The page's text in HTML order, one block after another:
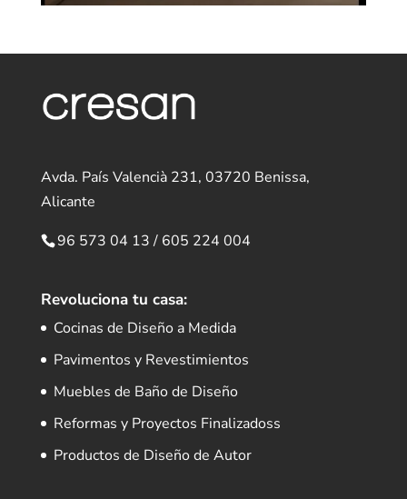
Avda. País Valencià 231, 03720 Benissa,
Alicante
96 573 04 13/ 605 224 004
Revoluciona tu casa:
Cocinas de Diseño a Medida
Pavimentos y Revestimientos
Muebles de Baño de Diseño
Reformas y Proyectos Finalizadoss
Productos de Diseño de Autor